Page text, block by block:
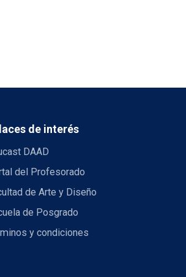
de interés
DAAD
del Profesorado
de Arte y Diseño
de Posgrado
y condiciones